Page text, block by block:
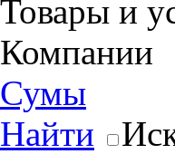
Товары и
Компании
Сумы
Найти